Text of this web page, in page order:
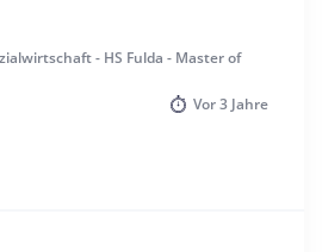
- HS Fulda - Master of
Vor3 Jahre